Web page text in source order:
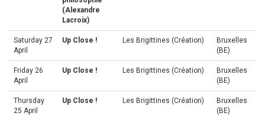
(Alexandre
Lacroix)
Saturday 27
April
Up Close ! Les Brigittines (Création)
Bruxelles
(BE)
Friday 26
April
Up Close ! Les Brigittines (Création)
Bruxelles
(BE)
Thursday
25 April
Up Close ! Les Brigittines (Création)
Bruxelles
(BE)